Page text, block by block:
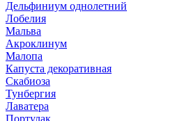
Дельфиниум однолетний
Лобелия
Мальва
Акроклинум
Малопа
Капуста декоративная
Скабиоза
Тунбергия
Лаватера
Портулак